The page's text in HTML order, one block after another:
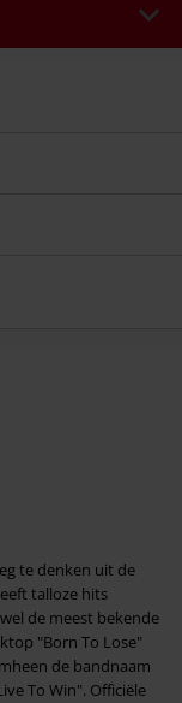
verrekend in
Boeken, media,
een inbegrepen
te denken uit de
talloze hits
de meest bekende
"Born To Lose"
de bandnaam
To Win". Officiële